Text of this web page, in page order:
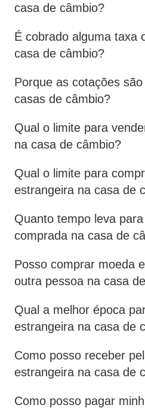
casa de câmbio?
É cobrado alguma taxa
casa de câmbio?
Porque as cotações
casas de câmbio?
Qual o limite para
na casa de câmbio?
Qual o limite para
estrangeira na casa de
Quanto tempo leva
comprada na casa de
Posso comprar moeda
outra pessoa na casa
Qual a melhor época
estrangeira na casa de
Como posso receber
estrangeira na casa de
Como posso pagar